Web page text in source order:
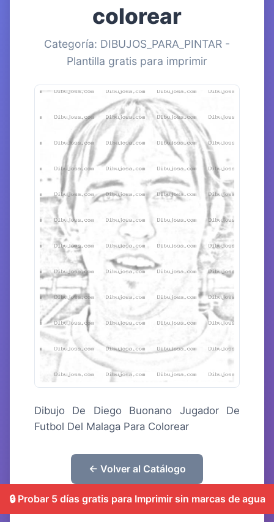
colorear
Categoría: DIBUJOS_PARA_PINTAR -
Plantilla gratis para imprimir
Dibujo De Diego Buonano Jugador De
Futbol Del Malaga Para Colorear
← Volver al Catálogo
🔒 Probar 5 días gratis para Imprimir sin marcas de agua